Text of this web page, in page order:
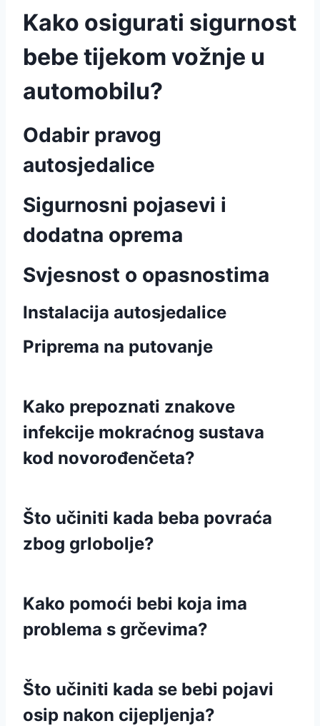
Kako osigurati sigurnost
bebe tijekom vožnje u
automobilu?
Odabir pravog
autosjedalice
Sigurnosni pojasevi i
dodatna oprema
Svjesnost o opasnostima
Instalacija autosjedalice
Priprema na putovanje
Kako prepoznati znakove
infekcije mokraćnog sustava
kod novorođenčeta?
Što učiniti kada beba povraća
zbog grlobolje?
Kako pomoći bebi koja ima
problema s grčevima?
Što učiniti kada se bebi pojavi
osip nakon cijepljenja?